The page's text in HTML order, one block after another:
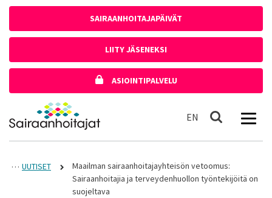
SAIRAANHOITAJAPÄIVÄT
LIITY JÄSENEKSI
ASIOINTIPALVELU
Etusivulle
EN In English
Haku
UUTISET
Maailman sairaanhoitajayhteisön vetoomus:
Sairaanhoitajia ja terveydenhuollon työntekijöitä on
suojeltava